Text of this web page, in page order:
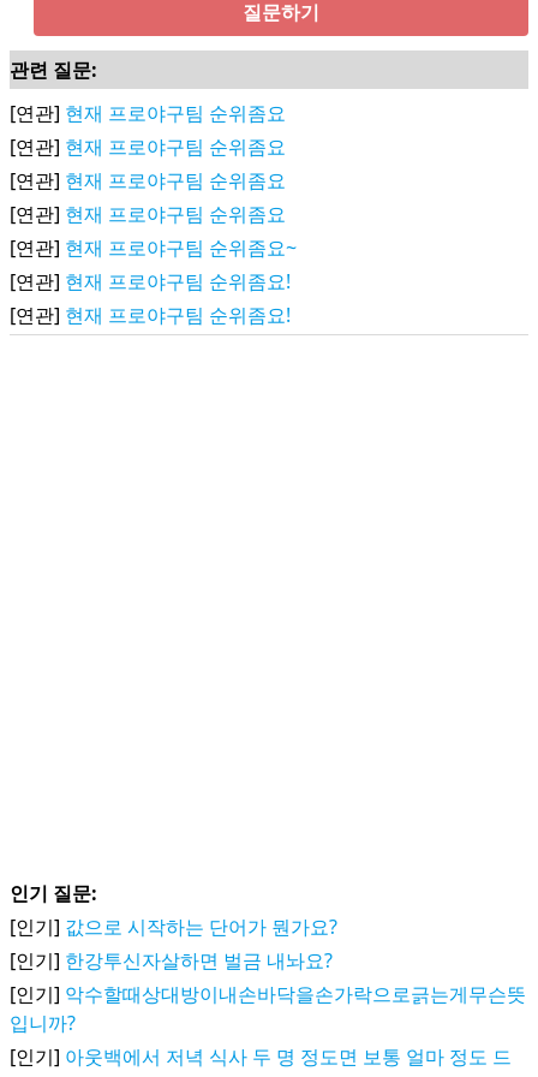
질문하기
관련 질문:
[연관] 현재 프로야구팀 순위좀요
[연관] 현재 프로야구팀 순위좀요
[연관] 현재 프로야구팀 순위좀요
[연관] 현재 프로야구팀 순위좀요
[연관] 현재 프로야구팀 순위좀요~
[연관] 현재 프로야구팀 순위좀요!
[연관] 현재 프로야구팀 순위좀요!
인기 질문:
[인기] 값으로 시작하는 단어가 뭔가요?
[인기] 한강투신자살하면 벌금 내놔요?
[인기] 악수할때상대방이내손바닥을손가락으로긁는게무슨뜻
입니까?
[인기] 아웃백에서 저녁 식사 두 명 정도면 보통 얼마 정도 드